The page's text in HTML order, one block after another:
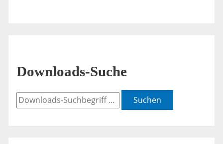
Downloads-Suche
Suchen